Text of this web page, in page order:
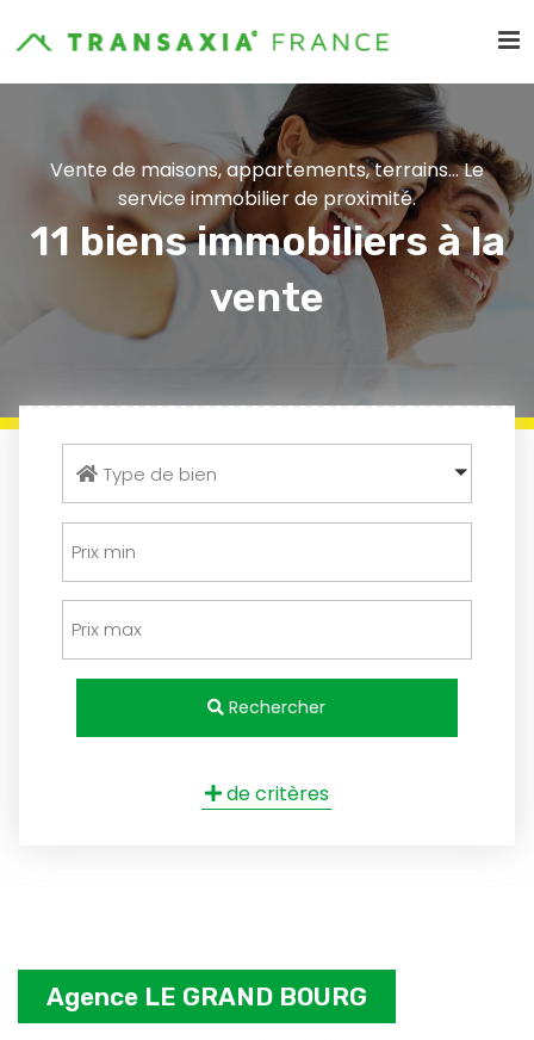
Vente de maisons, appartements, terrains... Le
service immobilier de proximité.
11 biens immobiliers à la
vente
Type de bien
Rechercher
de critères
Agence LE GRAND BOURG